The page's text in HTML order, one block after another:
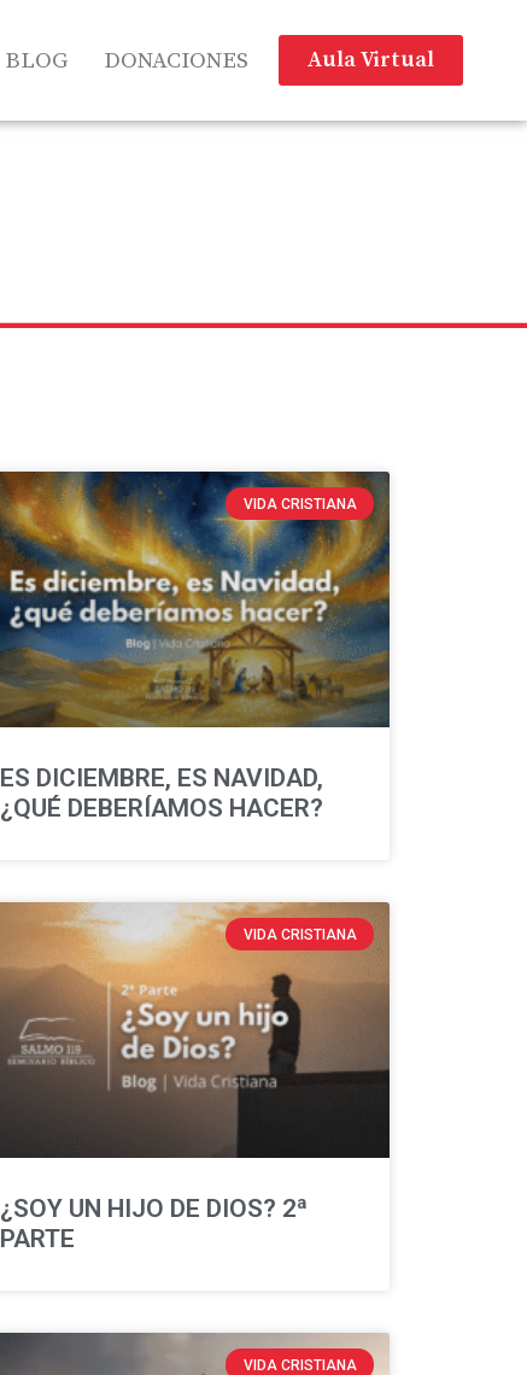
BLOG DONACIONES Aula Virtual
VIDA CRISTIANA
ES DICIEMBRE, ES NAVIDAD,
¿QUÉ DEBERÍAMOS HACER?
VIDA CRISTIANA
¿SOY UN HIJO DE DIOS? 2ª
PARTE
VIDA CRISTIANA